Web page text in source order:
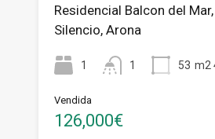
Residencial Balcon del
Silencio, Arona
1 1 53 m2
Vendida
126,000€